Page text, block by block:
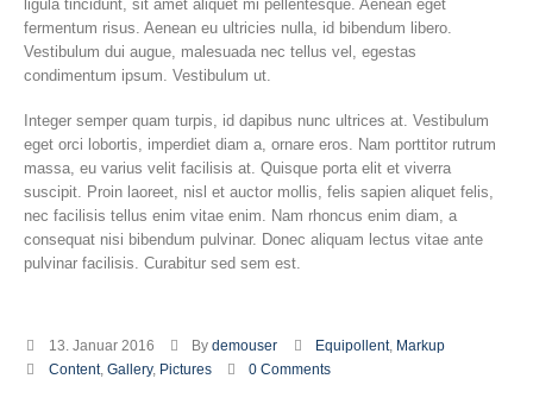
ligula tincidunt, sit amet aliquet mi pellentesque. Aenean eget
fermentum risus. Aenean eu ultricies nulla, id bibendum libero.
Vestibulum dui augue, malesuada nec tellus vel, egestas
condimentum ipsum. Vestibulum ut.
Integer semper quam turpis, id dapibus nunc ultrices at. Vestibulum
eget orci lobortis, imperdiet diam a, ornare eros. Nam porttitor rutrum
massa, eu varius velit facilisis at. Quisque porta elit et viverra
suscipit. Proin laoreet, nisl et auctor mollis, felis sapien aliquet felis,
nec facilisis tellus enim vitae enim. Nam rhoncus enim diam, a
consequat nisi bibendum pulvinar. Donec aliquam lectus vitae ante
pulvinar facilisis. Curabitur sed sem est.
13. Januar 2016 By demouser Equipollent, Markup
Content, Gallery, Pictures 0 Comments